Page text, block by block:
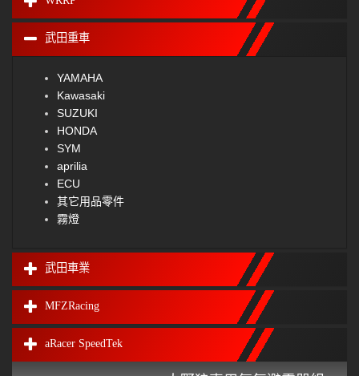
武田重車
YAMAHA
Kawasaki
SUZUKI
HONDA
SYM
aprilia
ECU
其它用品零件
霧燈
武田車業
MFZRacing
aRacer SpeedTek